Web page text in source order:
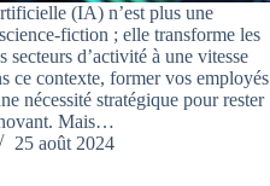
(IA) n’est plus une
fiction ; elle transforme les
secteurs d’activité à une vitesse
ce contexte, former vos employés
nécessité stratégique pour rester
Mais…
25 août 2024